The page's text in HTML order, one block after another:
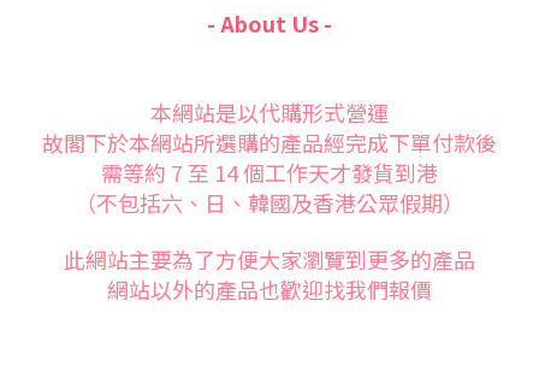
- About Us -
本網站是以代購形式營運
故閣下於本網站所選購的產品經完成下單付款後
需等約 7 至 14 個工作天才發貨到港
（不包括六、日、韓國及香港公眾假期）
此網站主要為了方便大家瀏覽到更多的產品
網站以外的產品也歡迎找我們報價